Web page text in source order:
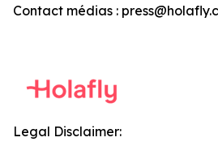
Contact médias :
Legal Disclaimer: